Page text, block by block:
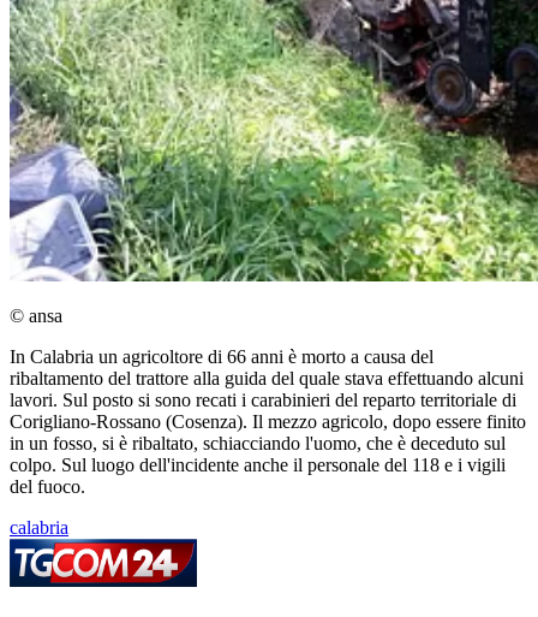
© ansa
In Calabria un agricoltore di 66 anni è morto a causa del
ribaltamento del trattore alla guida del quale stava effettuando alcuni
lavori. Sul posto si sono recati i carabinieri del reparto territoriale di
Corigliano-Rossano (Cosenza). Il mezzo agricolo, dopo essere finito
in un fosso, si è ribaltato, schiacciando l'uomo, che è deceduto sul
colpo. Sul luogo dell'incidente anche il personale del 118 e i vigili
del fuoco.
calabria